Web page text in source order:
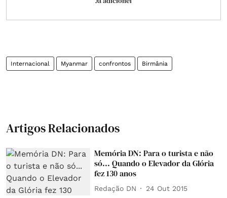
Internacional Myanmar confrontos Birmânia
Artigos Relacionados
Memória DN: Para o turista e não
só... Quando o Elevador da Glória
fez 130 anos
Redação DN 24 Out 2015